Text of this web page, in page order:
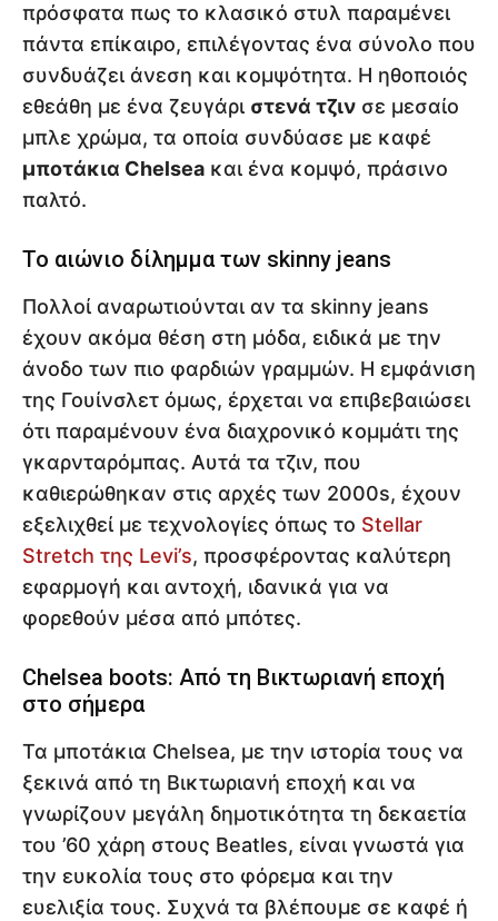
πρόσφατα πως το κλασικό στυλ παραμένει
πάντα επίκαιρο, επιλέγοντας ένα σύνολο που
συνδυάζει άνεση και κομψότητα. Η ηθοποιός
εθεάθη με ένα ζευγάρι στενά τζιν σε μεσαίο
μπλε χρώμα, τα οποία συνδύασε με καφέ
μποτάκια Chelsea και ένα κομψό, πράσινο
παλτό.
Το αιώνιο δίλημμα των skinny jeans
Πολλοί αναρωτιούνται αν τα skinny jeans
έχουν ακόμα θέση στη μόδα, ειδικά με την
άνοδο των πιο φαρδιών γραμμών. Η εμφάνιση
της Γουίνσλετ όμως, έρχεται να επιβεβαιώσει
ότι παραμένουν ένα διαχρονικό κομμάτι της
γκαρνταρόμπας. Αυτά τα τζιν, που
καθιερώθηκαν στις αρχές των 2000s, έχουν
εξελιχθεί με τεχνολογίες όπως το Stellar
Stretch της Levi’s, προσφέροντας καλύτερη
εφαρμογή και αντοχή, ιδανικά για να
φορεθούν μέσα από μπότες.
Chelsea boots: Από τη Βικτωριανή εποχή
στο σήμερα
Τα μποτάκια Chelsea, με την ιστορία τους να
ξεκινά από τη Βικτωριανή εποχή και να
γνωρίζουν μεγάλη δημοτικότητα τη δεκαετία
του ’60 χάρη στους Beatles, είναι γνωστά για
την ευκολία τους στο φόρεμα και την
ευελιξία τους. Συχνά τα βλέπουμε σε καφέ ή